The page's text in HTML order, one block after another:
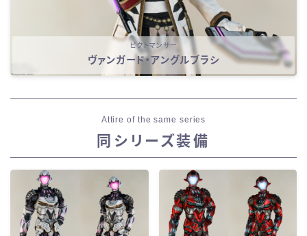
ピクトマンサー
ヴァンガード・アングルブラシ
Attire of the same series
同シリーズ装備